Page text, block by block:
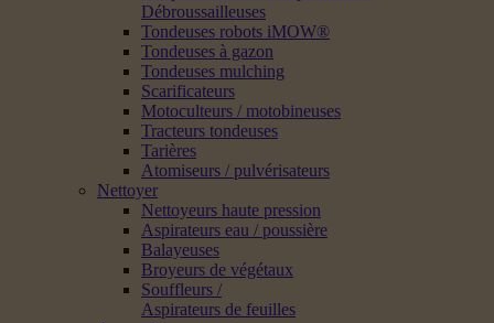
Débroussailleuses
Tondeuses robots iMOW®
Tondeuses à gazon
Tondeuses mulching
Scarificateurs
Motoculteurs / motobineuses
Tracteurs tondeuses
Tarières
Atomiseurs / pulvérisateurs
Nettoyer
Nettoyeurs haute pression
Aspirateurs eau / poussière
Balayeuses
Broyeurs de végétaux
Souffleurs /
Aspirateurs de feuilles